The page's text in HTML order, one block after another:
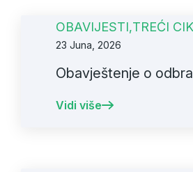
OBAVIJESTI,TREĆI
23 Juna, 2026
Obavještenje o
Vidi više